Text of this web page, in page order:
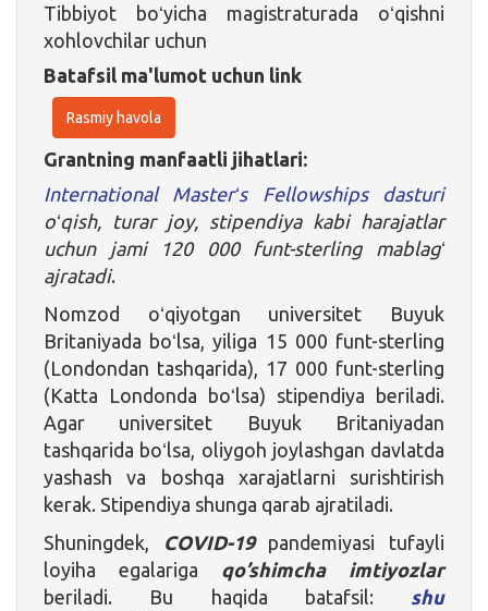
Tibbiyot boʻyicha magistraturada oʻqishni
xohlovchilar uchun
Batafsil ma'lumot uchun link
Rasmiy havola
Grantning manfaatli jihatlari:
International Masterʻs Fellowships dasturi
oʻqish, turar joy, stipendiya kabi harajatlar
uchun jami 120 000 funt-sterling mablagʻ
ajratadi.
Nomzod oʻqiyotgan universitet Buyuk
Britaniyada boʻlsa, yiliga 15 000 funt-sterling
(Londondan tashqarida), 17 000 funt-sterling
(Katta Londonda boʻlsa) stipendiya beriladi.
Agar universitet Buyuk Britaniyadan
tashqarida boʻlsa, oliygoh joylashgan davlatda
yashash va boshqa xarajatlarni surishtirish
kerak. Stipendiya shunga qarab ajratiladi.
Shuningdek,
COVID-19pandemiyasi tufayli
loyiha egalariga qo’shimcha imtiyozlar
beriladi. Bu haqida batafsil: shu